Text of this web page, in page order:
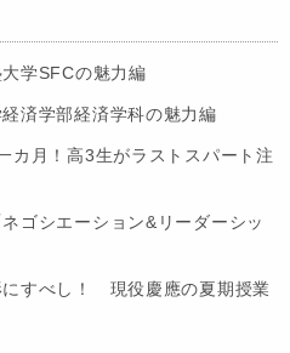
大学SFCの魅力編
済学部経済学科の魅力編
カ月！高3生がラストスパート注
ゴシエーション&リーダーシッ
にすべし！ 現役慶應の夏期授業